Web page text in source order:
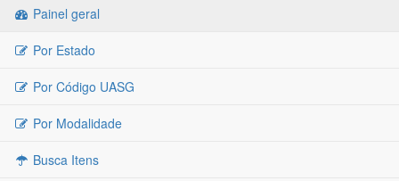
Painel geral
Por Estado
Por Código UASG
Por Modalidade
Busca Itens